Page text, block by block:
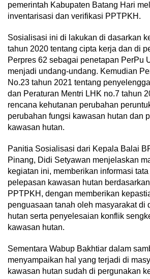
pemerintah Kabupaten Batang Hari
inventarisasi dan verifikasi PPTPKH.
Sosialisasi ini di lakukan di dasarkan
tahun 2020 tentang cipta kerja dan di
Perpres 62 sebagai penetapan PerPu
menjadi undang-undang. Kemudian
No.23 tahun 2021 tentang
dan Peraturan Mentri LHK no.7 tahun
rencana kehutanan perubahan
perubahan fungsi kawasan hutan dan
kawasan hutan.
Panitia Sosialisasi dari Kepala Balai
Pinang, Didi Setyawan menjelaskan
kegiatan ini, memberikan informasi
pelepasan kawasan hutan
PPTPKH, dengan memberikan
penguasaan tanah oleh masyarakat di
hutan serta penyelesaian konflik
kawasan hutan.
Sementara Wabup Bakhtiar dalam
menyampaikan hal yang terjadi di
kawasan hutan sudah di pergunakan